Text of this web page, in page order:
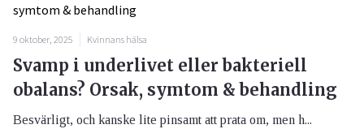
9 oktober, 2025 Kvinnans hälsa
Svamp i underlivet eller bakteriell
obalans? Orsak, symtom & behandling
Besvärligt, och kanske lite pinsamt att prata om, men h...